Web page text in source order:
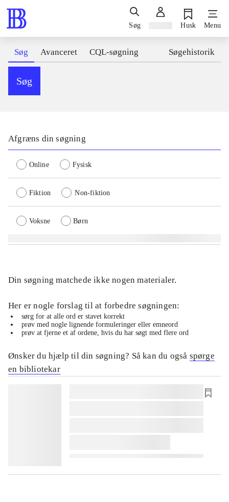
Søg Husk Menu
Søg Avanceret CQL-søgning Søgehistorik
Søg
Afgræns din søgning
Online Fysisk
Fiktion Non-fiktion
Voksne Børn
Din søgning matchede ikke nogen materialer.
Her er nogle forslag til at forbedre søgningen:
sørg for at alle ord er stavet korrekt
prøv med nogle lignende formuleringer eller emneord
prøv at fjerne et af ordene, hvis du har søgt med flere ord
Ønsker du hjælp til din søgning? Så kan du også spørge
en bibliotekar
lorem ipsum dolor sit amet ...